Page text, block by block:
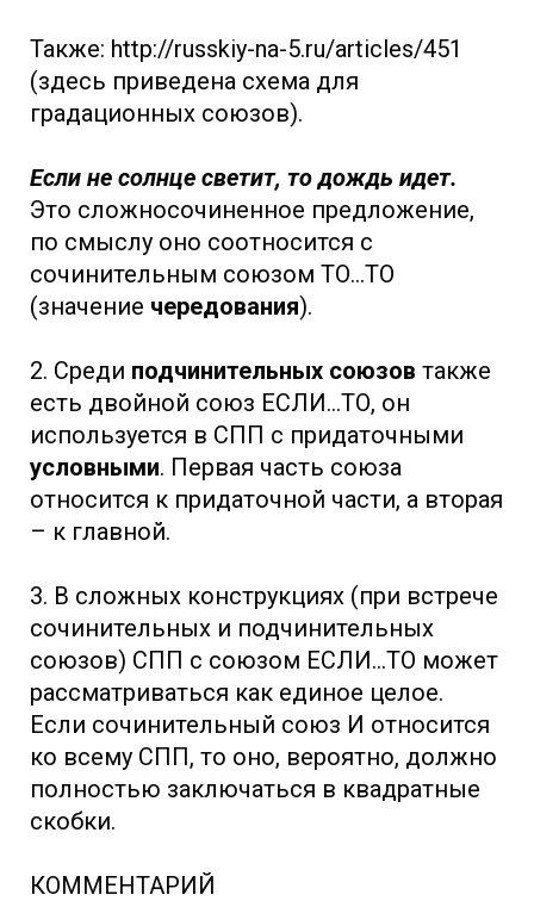
Также: http://russkiy-na-5.ru/articles/451
(здесь приведена схема для
градационных союзов).
Если не солнце светит, то дождь идет.
Это сложносочиненное предложение,
по смыслу оно соотносится с
сочинительным союзом ТО...ТО
(значение чередования).
2. Среди подчинительных союзов также
есть двойной союз ЕСЛИ...ТО, он
используется в СПП с придаточными
условными. Первая часть союза
относится к придаточной части, а вторая
– к главной.
3. В сложных конструкциях (при встрече
сочинительных и подчинительных
союзов) СПП с союзом ЕСЛИ...ТО может
рассматриваться как единое целое.
Если сочинительный союз И относится
ко всему СПП, то оно, вероятно, должно
полностью заключаться в квадратные
скобки.
КОММЕНТАРИЙ